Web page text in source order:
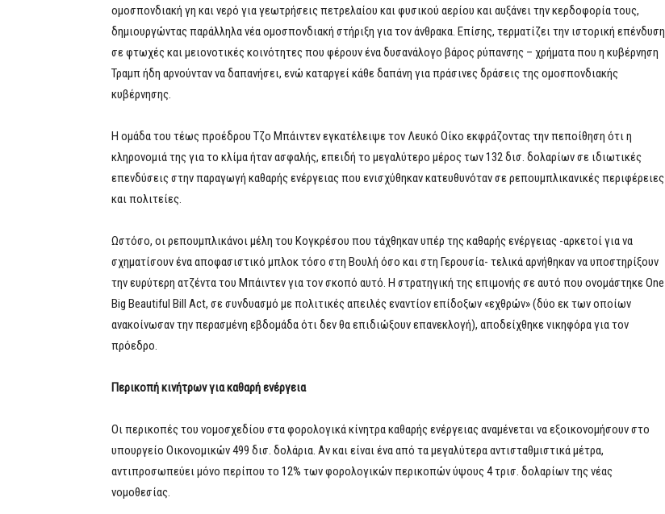
ομοσπονδιακή γη και νερό για γεωτρήσεις πετρελαίου και φυσικού αερίου και αυξάνει την κερδοφορία τους,
δημιουργώντας παράλληλα νέα ομοσπονδιακή στήριξη για τον άνθρακα. Επίσης, τερματίζει την ιστορική επένδυση
σε φτωχές και μειονοτικές κοινότητες που φέρουν ένα δυσανάλογο βάρος ρύπανσης – χρήματα που η κυβέρνηση
Τραμπ ήδη αρνούνταν να δαπανήσει, ενώ καταργεί κάθε δαπάνη για πράσινες δράσεις της ομοσπονδιακής
κυβέρνησης.
Η ομάδα του τέως προέδρου Τζο Μπάιντεν εγκατέλειψε τον Λευκό Οίκο εκφράζοντας την πεποίθηση ότι η
κληρονομιά της για το κλίμα ήταν ασφαλής, επειδή το μεγαλύτερο μέρος των 132 δισ. δολαρίων σε ιδιωτικές
επενδύσεις στην παραγωγή καθαρής ενέργειας που ενισχύθηκαν κατευθυνόταν σε ρεπουμπλικανικές περιφέρειες
και πολιτείες.
Ωστόσο, οι ρεπουμπλικάνοι μέλη του Κογκρέσου που τάχθηκαν υπέρ της καθαρής ενέργειας -αρκετοί για να
σχηματίσουν ένα αποφασιστικό μπλοκ τόσο στη Βουλή όσο και στη Γερουσία- τελικά αρνήθηκαν να υποστηρίξουν
την ευρύτερη ατζέντα του Μπάιντεν για τον σκοπό αυτό. Η στρατηγική της επιμονής σε αυτό που ονομάστηκε One
Big Beautiful Bill Act, σε συνδυασμό με πολιτικές απειλές εναντίον επίδοξων «εχθρών» (δύο εκ των οποίων
ανακοίνωσαν την περασμένη εβδομάδα ότι δεν θα επιδιώξουν επανεκλογή), αποδείχθηκε νικηφόρα για τον
πρόεδρο.
Περικοπή κινήτρων για καθαρή ενέργεια
Οι περικοπές του νομοσχεδίου στα φορολογικά κίνητρα καθαρής ενέργειας αναμένεται να εξοικονομήσουν στο
υπουργείο Οικονομικών 499 δισ. δολάρια. Αν και είναι ένα από τα μεγαλύτερα αντισταθμιστικά μέτρα,
αντιπροσωπεύει μόνο περίπου το 12% των φορολογικών περικοπών ύψους 4 τρισ. δολαρίων της νέας
νομοθεσίας.